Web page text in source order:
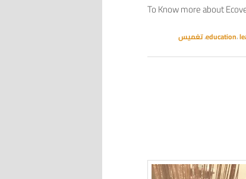
To Know more about
education، ،تغميس